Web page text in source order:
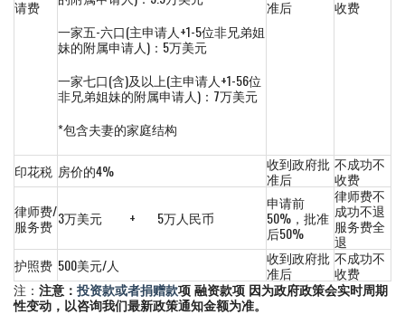
请费
一家五-六口(主申请人+1-5位非兄弟姐
妹的附属申请人)：5万美元
一家七口(含)及以上(主申请人+1-56位
非兄弟姐妹的附属申请人)：7万美元
*包含夫妻的家庭结构
准后
收费
印花税 房价的4%
收到政府批
准后
不成功不
收费
律师费/
服务费 3万美元 + 5万人民币
申请前
50%，批准
后50%
律师费不
成功不退
服务费全
退
护照费 500美元/人
收到政府批
准后
不成功不
收费
注： 注意： 投资款或者捐赠款项 融资款项 因为政府政策会实时周期
性变动，以咨询我们最新政策通知金额为准。